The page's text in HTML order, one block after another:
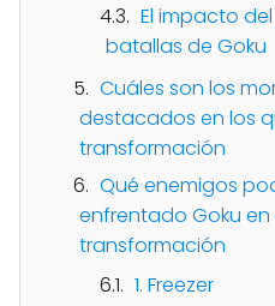
El impacto
batallas de Goku
Cuáles son los
destacados en los
transformación
Qué enemigos
enfrentado Goku en
transformación
1. Freezer